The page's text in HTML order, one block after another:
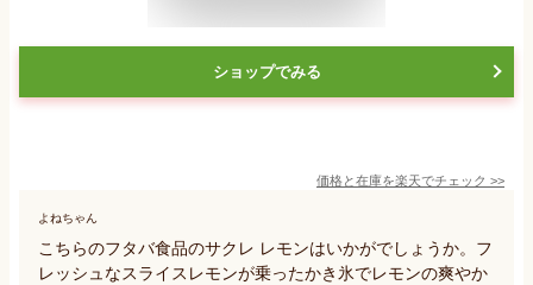
ショップでみる
価格と在庫を楽天でチェック >>
よねちゃん
こちらのフタバ食品のサクレ レモンはいかがでしょうか。フ
レッシュなスライスレモンが乗ったかき氷でレモンの爽やか